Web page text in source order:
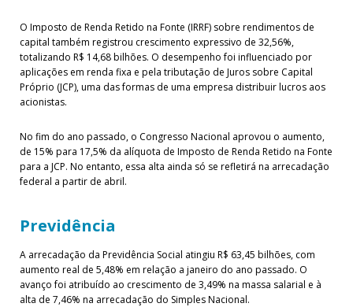
O Imposto de Renda Retido na Fonte (IRRF) sobre rendimentos de
capital também registrou crescimento expressivo de 32,56%,
totalizando R$ 14,68 bilhões. O desempenho foi influenciado por
aplicações em renda fixa e pela tributação de Juros sobre Capital
Próprio (JCP), uma das formas de uma empresa distribuir lucros aos
acionistas.
No fim do ano passado, o Congresso Nacional aprovou o aumento,
de 15% para 17,5% da alíquota de Imposto de Renda Retido na Fonte
para a JCP. No entanto, essa alta ainda só se refletirá na arrecadação
federal a partir de abril.
Previdência
A arrecadação da Previdência Social atingiu R$ 63,45 bilhões, com
aumento real de 5,48% em relação a janeiro do ano passado. O
avanço foi atribuído ao crescimento de 3,49% na massa salarial e à
alta de 7,46% na arrecadação do Simples Nacional.